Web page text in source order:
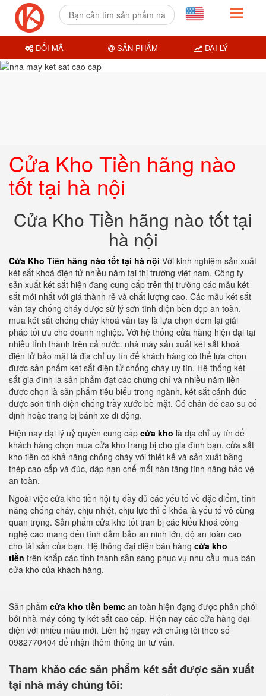
Cửa Kho Tiền hãng nào
tốt tại hà nội
Cửa Kho Tiền hãng nào tốt tại
hà nội
Cửa Kho Tiền hãng nào tốt tại hà nội Với kinh nghiệm sản xuất
két sắt khoá điện tử nhiều năm tại thị trường việt nam. Công ty
sản xuất két sắt hiện đang cung cấp trên thị trường các mẫu két
sắt mới nhất với giá thành rẻ và chất lượng cao. Các mẫu két sắt
vân tay chống cháy được sử lý sơn tĩnh điện bền đẹp an toàn.
mua két sắt chống cháy khoá vân tay là lựa chọn đem lại giải
pháp tối ưu cho doanh nghiệp. Với hệ thống cửa hàng hiện đại tại
nhiều tỉnh thành trên cả nước. nhà máy sản xuất két sắt khoá
điện tử bảo mật là địa chỉ uy tín để khách hàng có thể lựa chọn
được sản phẩm két sắt điện tử chống cháy uy tín. Hệ thống két
sắt gia đình là sản phẩm đạt các chứng chỉ và nhiều năm liền
được chọn là sản phẩm tiêu biểu trong ngành. két sắt cánh đúc
được sơn tĩnh điện chống trầy xước bề mặt. Có chân đế cao su cố
định hoặc trang bị bánh xe di động.
Hiện nay đại lý uỷ quyền cung cấp cửa kho là địa chỉ uy tín để
khách hàng chọn mua cửa kho trang bị cho gia đình bạn. cửa sắt
kho tiền có khả năng chống cháy với thiết kế và sản xuất bằng
thép cao cấp và đúc, dập hạn chế mối hàn tăng tính năng bảo vệ
an toàn.
Ngoài việc cửa kho tiền hội tụ đầy đủ các yếu tố về đặc điểm, tính
năng chống cháy, chịu nhiệt, chịu lực thì ổ khóa là yếu tố vô cùng
quan trọng. Sản phẩm cửa kho tốt tran bị các kiểu khoá công
nghệ cao mang đến tính đảm bảo an ninh lớn, độ an toàn cao
cho tài sản của bạn. Hệ thống đại diện bán hàng cửa kho
tiền trên khắp các tỉnh thành sẵn sàng phục vụ nhu cầu mua bán
cửa kho của khách hàng.
Sản phẩm cửa kho tiền bemc an toàn hiện đạng được phân phối
bởi nhà máy công ty két sắt cao cấp. Hiện nay các cửa hàng đại
diện với nhiều mẫu mới. Liên hệ ngay với chúng tôi theo số
0982770404 để nhận thêm thông tin tư vấn.
Tham khảo các sản phẩm két sắt được sản xuất
tại nhà máy chúng tôi:
ĐỔI MÃ SẢN PHẨM ĐẠI LÝ